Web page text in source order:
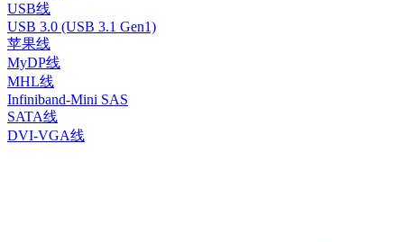
USB线
USB 3.0 (USB 3.1 Gen1)
苹果线
MyDP线
MHL线
Infiniband-Mini SAS
SATA线
DVI-VGA线